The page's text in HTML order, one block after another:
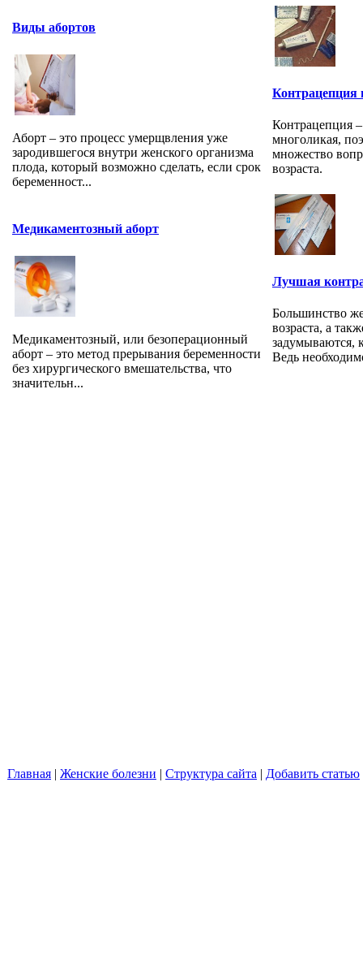
Виды абортов
Аборт – это процесс умерщвления уже
зародившегося внутри женского организма
плода, который возможно сделать, если срок
беременност...
Медикаментозный аборт
Медикаментозный, или безоперационный
аборт – это метод прерывания беременности
без хирургического вмешательства, что
значительн...
Контрацепция
Контрацепция –
многоликая,
множество
возраста.
Лучшая
Большинство
возраста, а
задумываются,
Ведь
Главная | Женские болезни | Структура сайта | Добавить статью